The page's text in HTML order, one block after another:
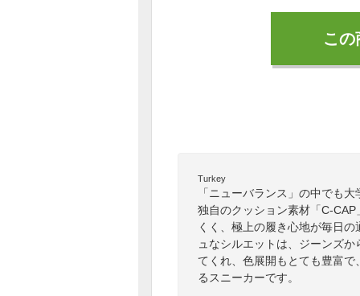
こ
Turkey
「ニューバランス」の中でも
独自のクッション素材「C-
くく、極上の履き心地が毎日
ュなシルエットは、ジーンズ
てくれ、色展開もとても豊富
るスニーカーです。